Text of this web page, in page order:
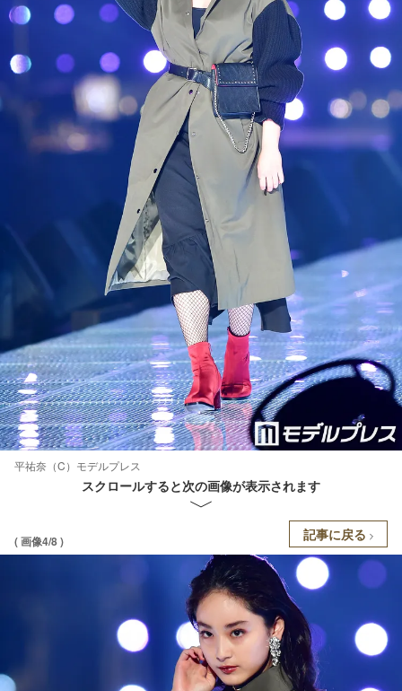
平祐奈（C）モデルプレス
スクロールすると次の画像が表示されます
( 画像4/8 ) 記事に戻る